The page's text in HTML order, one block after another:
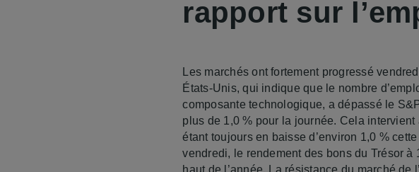
rapport sur
Les marchés ont fortement progressé
États-Unis, qui indique que le nombre
composante technologique, a dépassé le
plus de 1,0 % pour la journée. Cela
étant toujours en baisse d’environ 1,0 %
vendredi, le rendement des bons du Trésor à